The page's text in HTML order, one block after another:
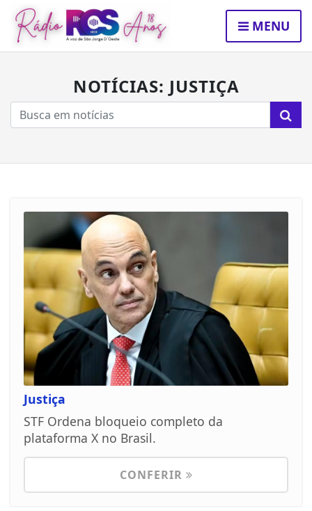
MENU
NOTÍCIAS: JUSTIÇA
Justiça
STF Ordena bloqueio completo da
plataforma X no Brasil.
CONFERIR